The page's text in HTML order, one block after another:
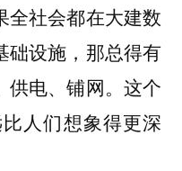
全社会都在大建数
础设施，那总得有
供电、铺网。这个
人们想象得更深